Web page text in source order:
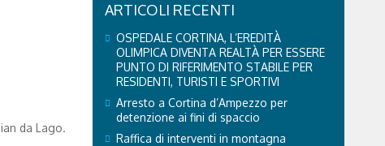
da Lago.
ARTICOLI RECENTI
OSPEDALE CORTINA, L’EREDITÀ
OLIMPICA DIVENTA REALTÀ PER ESSERE
PUNTO DI RIFERIMENTO STABILE PER
RESIDENTI, TURISTI E SPORTIVI
Arresto a Cortina d’Ampezzo per
detenzione ai fini di spaccio
Raffica di interventi in montagna